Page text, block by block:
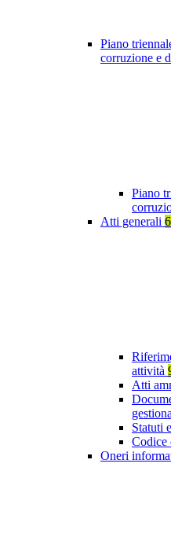
Piano
corruzione e
Piano
Atti generali
attività
Atti
Statuti
Codice
Oneri